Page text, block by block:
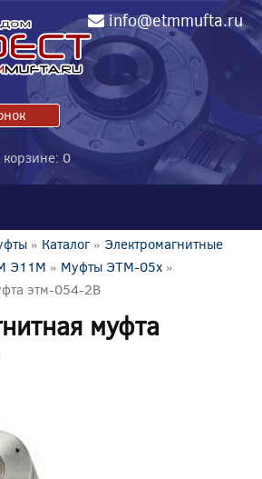
info@etmmufta.ru
корзине: 0
» Каталог» Электромагнитные
Э11М » Муфты ЭТМ-05x »
этм-054-2В
муфта